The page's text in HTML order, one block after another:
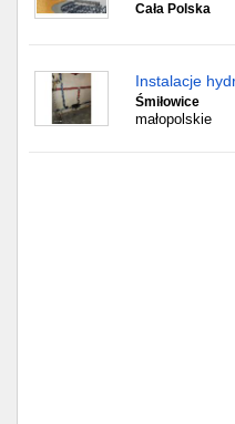
Cała Polska
Instalacje
Śmiłowice
małopolskie
Opole
Tarnów